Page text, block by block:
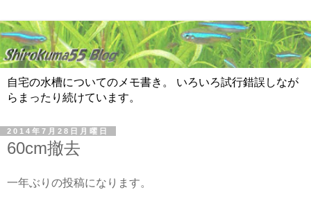
自宅の水槽についてのメモ書き。 いろいろ試行錯誤しなが
らまったり続けています。
2014年7月28日月曜日
60cm撤去
一年ぶりの投稿になります。